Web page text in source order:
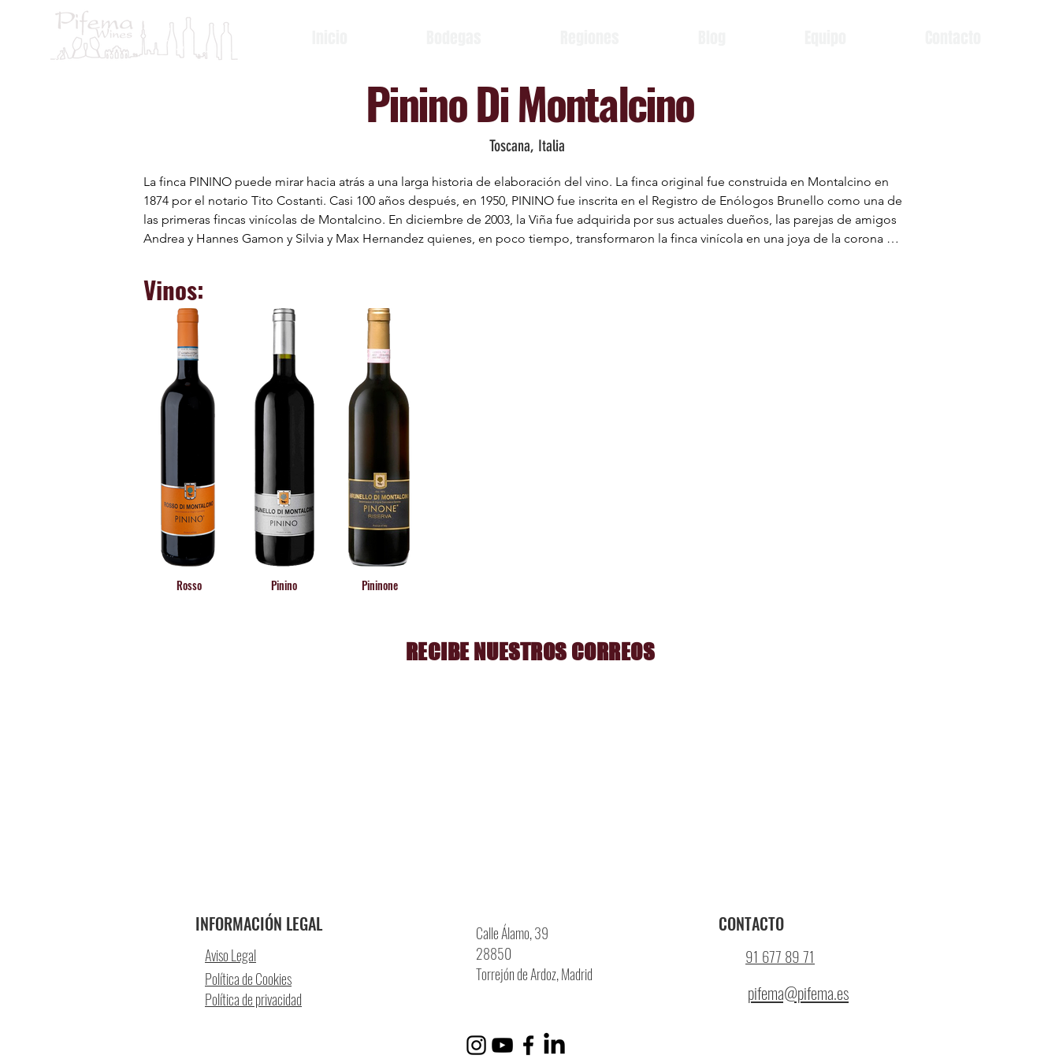
Pinino Di Montalcino
Toscana, Italia
La finca PININO puede mirar hacia atrás a una larga historia de elaboración del vino. La finca original fue construida en Montalcino en
1874 por el notario Tito Costanti. Casi 100 años después, en 1950, PININO fue inscrita en el Registro de Enólogos Brunello como una de
las primeras fincas vinícolas de Montalcino. En diciembre de 2003, la Viña fue adquirida por sus actuales dueños, las parejas de amigos
Andrea y Hannes Gamon y Silvia y Max Hernandez quienes, en poco tiempo, transformaron la finca vinícola en una joya de la corona
EN LAS COLINAS DE MONTALCINO...
PININO se encuentra en el norte de Montalcino, incrustado como un anfiteatro natural en la hermosa y famosa ladera de Montosoli. Esta
ubicación geográfica única, que una vez atrajo a los ricos de Montalcino, se ha convertido en una de las mejores zonas de la región para
la producción de vino.
VINIFICACIÓN TRADICIONAL PARA TINTOS ATEMPORALES
PININO produce Brunello di Montalcino DOCG y Rosso di Montalcino DOC a partir de uvas Sangiovese procedentes exclusivamente de
El cultivo, la vinificación y el envejecimiento siguen las estrictas directrices del “Consorzio del Brunello”. Además, los vinos Brunello di
Vinos:
Rosso Pinino Pininone
RECIBE NUESTROS CORREOS
INFORMACIÓN LEGAL
Aviso Legal
Política de Cookies
Política de privacidad
Calle Álamo, 39
28850
Torrejón de Ardoz, Madrid
CONTACTO
91 677 89 71
pifema@pifema.es